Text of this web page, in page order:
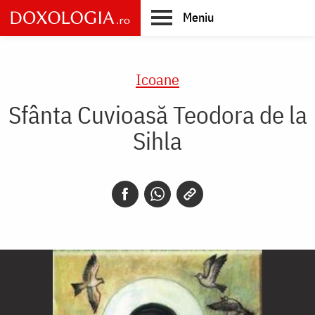
Skip
to
main
Meniu
Icoane
Sfânta Cuvioasă Teodora de la
Sihla